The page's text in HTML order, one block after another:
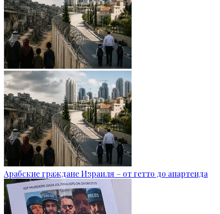
Арабские граждане Израиля – от гетто до апартеида